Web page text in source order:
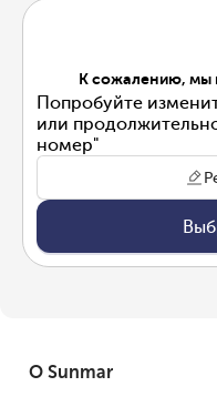
К сожалению, мы
Попробуйте
или
номер"
О Sunmar